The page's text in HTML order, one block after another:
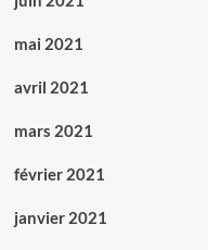
mai 2021
avril 2021
mars 2021
février 2021
janvier 2021